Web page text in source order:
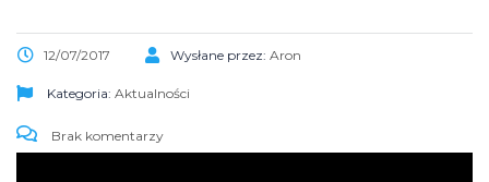
12/07/2017 Wysłane przez: Aron
Kategoria: Aktualności
Brak komentarzy